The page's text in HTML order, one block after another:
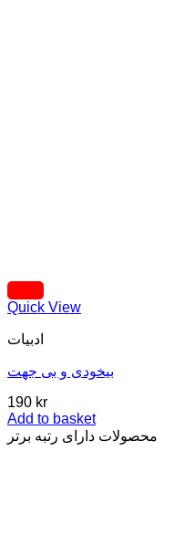
Quick View
ادبیات
بیخودی و بی جهت
190 kr
Add to basket
محصولات دارای رتبه برتر